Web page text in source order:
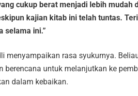
cukup berat menjadi lebih mudah
kajian kitab ini telah tuntas.
selama ini.”
menyampaikan rasa syukurnya.
untuk melanjutkan ke
dalam kebaikan.